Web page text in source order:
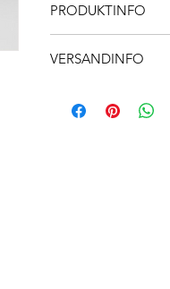
PRODUKTINFO
täglichen Kaffee
der einen Seite und
der anderen Seite.
VERSANDINFO
Tagen oder, falls